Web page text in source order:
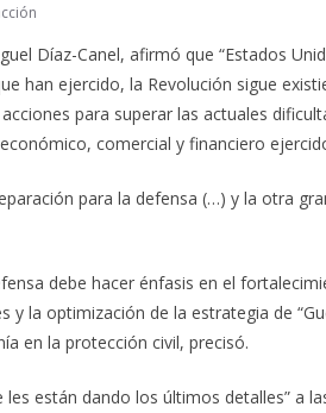
Díaz-Canel, afirmó que “Estados
han ejercido, la Revolución sigue
para superar las actuales
comercial y financiero
para la defensa (…) y la otra
debe hacer énfasis en el
y la optimización de la estrategia de
en la protección civil, precisó.
les están dando los últimos detalles” a